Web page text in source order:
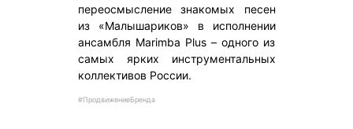
переосмысление знакомых песен
из «Малышариков» в исполнении
ансамбля Marimba Plus – одного из
самых ярких инструментальных
коллективов России.
#ПродвижениеБренда